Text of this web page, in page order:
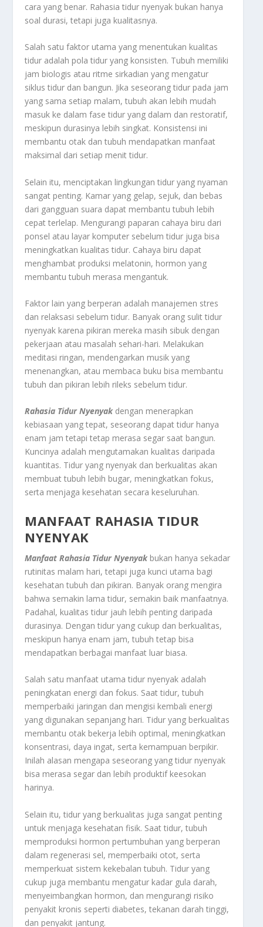
cara yang benar. Rahasia tidur nyenyak bukan hanya
soal durasi, tetapi juga kualitasnya.
Salah satu faktor utama yang menentukan kualitas
tidur adalah pola tidur yang konsisten. Tubuh memiliki
jam biologis atau ritme sirkadian yang mengatur
siklus tidur dan bangun. Jika seseorang tidur pada jam
yang sama setiap malam, tubuh akan lebih mudah
masuk ke dalam fase tidur yang dalam dan restoratif,
meskipun durasinya lebih singkat. Konsistensi ini
membantu otak dan tubuh mendapatkan manfaat
maksimal dari setiap menit tidur.
Selain itu, menciptakan lingkungan tidur yang nyaman
sangat penting. Kamar yang gelap, sejuk, dan bebas
dari gangguan suara dapat membantu tubuh lebih
cepat terlelap. Mengurangi paparan cahaya biru dari
ponsel atau layar komputer sebelum tidur juga bisa
meningkatkan kualitas tidur. Cahaya biru dapat
menghambat produksi melatonin, hormon yang
membantu tubuh merasa mengantuk.
Faktor lain yang berperan adalah manajemen stres
dan relaksasi sebelum tidur. Banyak orang sulit tidur
nyenyak karena pikiran mereka masih sibuk dengan
pekerjaan atau masalah sehari-hari. Melakukan
meditasi ringan, mendengarkan musik yang
menenangkan, atau membaca buku bisa membantu
tubuh dan pikiran lebih rileks sebelum tidur.
Rahasia Tidur Nyenyak dengan menerapkan
kebiasaan yang tepat, seseorang dapat tidur hanya
enam jam tetapi tetap merasa segar saat bangun.
Kuncinya adalah mengutamakan kualitas daripada
kuantitas. Tidur yang nyenyak dan berkualitas akan
membuat tubuh lebih bugar, meningkatkan fokus,
serta menjaga kesehatan secara keseluruhan.
MANFAAT RAHASIA TIDUR
NYENYAK
Manfaat Rahasia Tidur Nyenyakbukan hanya sekadar
rutinitas malam hari, tetapi juga kunci utama bagi
kesehatan tubuh dan pikiran. Banyak orang mengira
bahwa semakin lama tidur, semakin baik manfaatnya.
Padahal, kualitas tidur jauh lebih penting daripada
durasinya. Dengan tidur yang cukup dan berkualitas,
meskipun hanya enam jam, tubuh tetap bisa
mendapatkan berbagai manfaat luar biasa.
Salah satu manfaat utama tidur nyenyak adalah
peningkatan energi dan fokus. Saat tidur, tubuh
memperbaiki jaringan dan mengisi kembali energi
yang digunakan sepanjang hari. Tidur yang berkualitas
membantu otak bekerja lebih optimal, meningkatkan
konsentrasi, daya ingat, serta kemampuan berpikir.
Inilah alasan mengapa seseorang yang tidur nyenyak
bisa merasa segar dan lebih produktif keesokan
harinya.
Selain itu, tidur yang berkualitas juga sangat penting
untuk menjaga kesehatan fisik. Saat tidur, tubuh
memproduksi hormon pertumbuhan yang berperan
dalam regenerasi sel, memperbaiki otot, serta
memperkuat sistem kekebalan tubuh. Tidur yang
cukup juga membantu mengatur kadar gula darah,
menyeimbangkan hormon, dan mengurangi risiko
penyakit kronis seperti diabetes, tekanan darah tinggi,
dan penyakit jantung.